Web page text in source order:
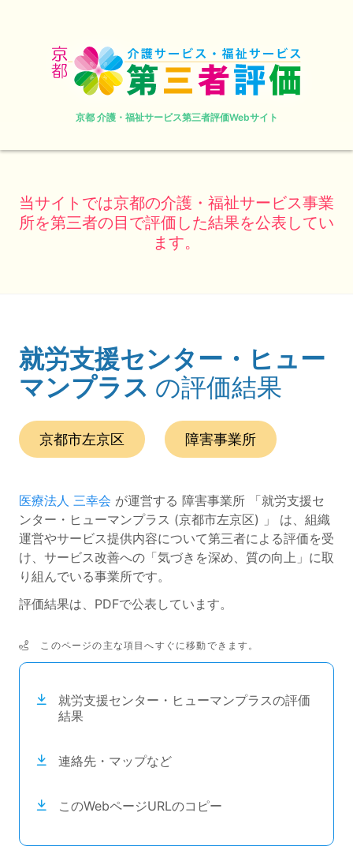
京都 介護・福祉サービス第三者評価Webサイト
当サイトでは京都の介護・福祉サービス事業
所を第三者の目で評価した結果を公表してい
ます。
(ページのタイトル)
就労支援センター・ヒュー
マンプラス の評価結果
この事業所の所在エリアは、
京都市左京区
です。
種別は
障害事業所
医療法人 三幸会 が運営する 障害事業所 「就労支援セ
ンター・ヒューマンプラス (京都市左京区) 」 は、組織
運営やサービス提供内容について第三者による評価を受
け、サービス改善への「気づきを深め、質の向上」に取
り組んでいる事業所です。
評価結果は、PDFで公表しています。
次のコンテンツは目次ナビゲーションリンクです。
このページの主な項目へすぐに移動できます。
就労支援センター・ヒューマンプラスの評価
結果
連絡先・マップなど
このWebページURLのコピー